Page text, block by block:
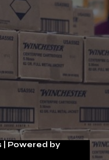
| Powered by